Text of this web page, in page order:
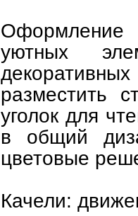
Оформление
уютных
разместить
уголок для
в общий
цветовые
Качели: